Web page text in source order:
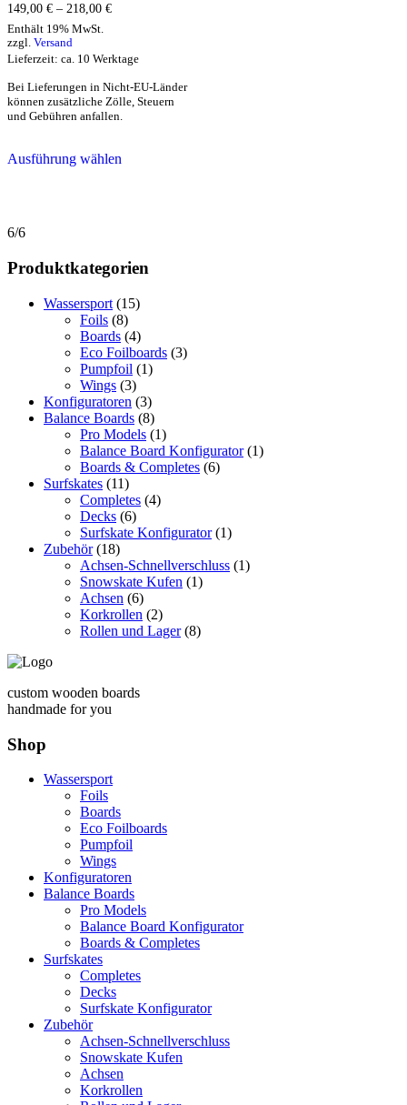
149,00 € – 218,00 €Preisspanne:
218,00 €
Enthält 19% MwSt.
zzgl. Versand
Lieferzeit: ca. 10 Werktage
Bei Lieferungen in Nicht-EU-Länder
können zusätzliche Zölle, Steuern
und Gebühren anfallen.
Ausführung wählenProdukt
Optionen
können
der
Produktseite
gewählt
werden
6/6
Produktkategorien
Wassersport (15)
Foils (8)
Boards (4)
Eco Foilboards (3)
Pumpfoil (1)
Wings (3)
Konfiguratoren (3)
Balance Boards (8)
Pro Models (1)
Balance Board Konfigurator (1)
Boards & Completes (6)
Surfskates (11)
Completes (4)
Decks (6)
Surfskate Konfigurator (1)
Zubehör (18)
Achsen-Schnellverschluss (1)
Snowskate Kufen (1)
Achsen (6)
Korkrollen (2)
Rollen und Lager (8)
custom wooden boards
handmade for you
Shop
Wassersport
Foils
Boards
Eco Foilboards
Pumpfoil
Wings
Konfiguratoren
Balance Boards
Pro Models
Balance Board Konfigurator
Boards & Completes
Surfskates
Completes
Decks
Surfskate Konfigurator
Zubehör
Achsen-Schnellverschluss
Snowskate Kufen
Achsen
Korkrollen